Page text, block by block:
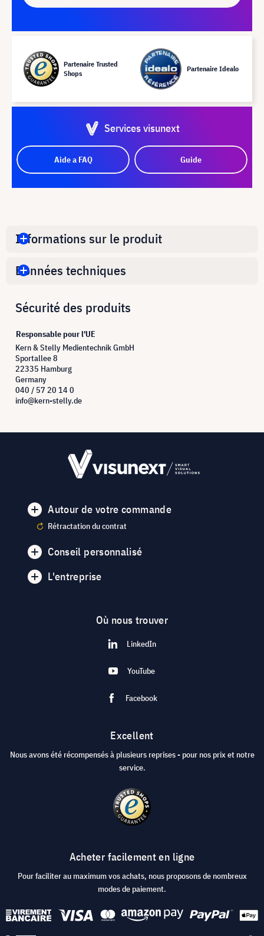
Partenaire Trusted
Shops
Partenaire Idealo
Services visunext
Aide a FAQ Guide
Informations sur le produit
Données techniques
Sécurité des produits
Responsable pour l'UE
Kern & Stelly Medientechnik GmbH
Sportallee 8
22335 Hamburg
Germany
040 / 57 20 14 0
info@kern-stelly.de
Autour de votre commande
Rétractation du contrat
Conseil personnalisé
L'entreprise
Où nous trouver
LinkedIn
YouTube
Facebook
Excellent
Nous avons été récompensés à plusieurs reprises - pour nos prix et notre
service.
Acheter facilement en ligne
Pour faciliter au maximum vos achats, nous proposons de nombreux
modes de paiement.